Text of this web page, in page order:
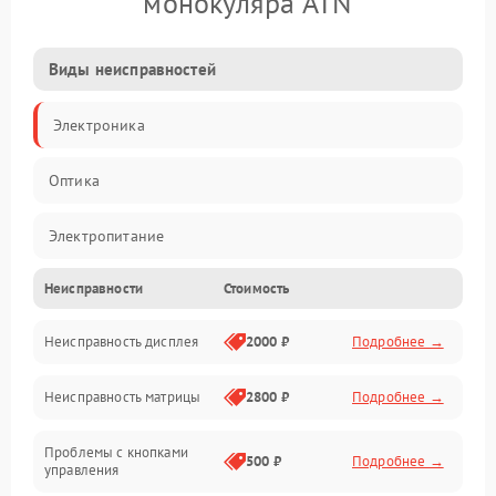
Виды неисправностей
Электроника
Оптика
Электропитание
Видео
ПО
Управление
Механические повреждения
Неисправности Стоимость
Неисправность дисплея 2000 ₽ Подробнее →
Неисправность матрицы 2800 ₽ Подробнее →
Проблемы с кнопками
управления
500 ₽ Подробнее →